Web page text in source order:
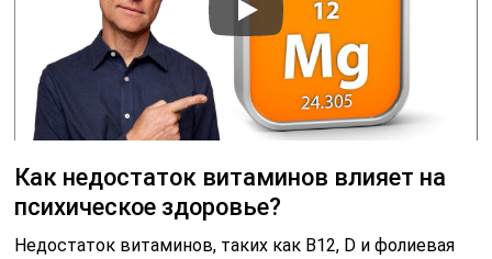
Как недостаток витаминов влияет на
психическое здоровье?
Недостаток витаминов, таких как B12, D и фолиевая